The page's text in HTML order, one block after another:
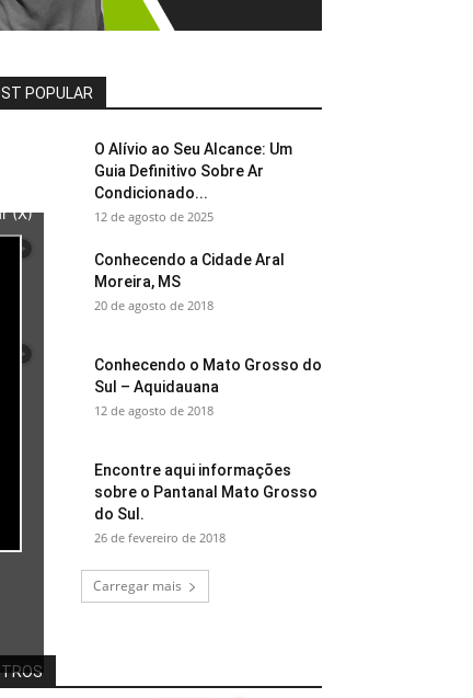
POPULAR
O Alívio ao Seu Alcance: Um
Guia Definitivo Sobre Ar
Condicionado...
12 de agosto de 2025
Conhecendo a Cidade Aral
Moreira, MS
20 de agosto de 2018
Conhecendo o Mato Grosso do
Sul – Aquidauana
12 de agosto de 2018
Encontre aqui informações
sobre o Pantanal Mato Grosso
do Sul.
26 de fevereiro de 2018
Carregar mais
(X)